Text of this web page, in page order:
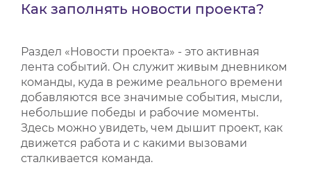
ВОЙТИ
Как заполнять новости проекта?
Раздел «Новости проекта» - это активная
лента событий. Он служит живым дневником
команды, куда в режиме реального времени
добавляются все значимые события, мысли,
небольшие победы и рабочие моменты.
Здесь можно увидеть, чем дышит проект, как
движется работа и с какими вызовами
сталкивается команда.